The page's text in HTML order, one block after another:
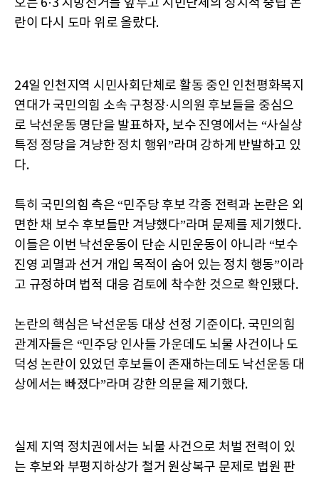
오는 6·3 지방선거를 앞두고 시민단체의 정치적 중립 논
란이 다시 도마 위로 올랐다.
24일 인천지역 시민사회단체로 활동 중인 인천평화복지
연대가 국민의힘 소속 구청장·시의원 후보들을 중심으
로 낙선운동 명단을 발표하자, 보수 진영에서는 “사실상
특정 정당을 겨냥한 정치 행위”라며 강하게 반발하고 있
다.
특히 국민의힘 측은 “민주당 후보 각종 전력과 논란은 외
면한 채 보수 후보들만 겨냥했다”라며 문제를 제기했다.
이들은 이번 낙선운동이 단순 시민운동이 아니라 “보수
진영 괴멸과 선거 개입 목적이 숨어 있는 정치 행동”이라
고 규정하며 법적 대응 검토에 착수한 것으로 확인됐다.
논란의 핵심은 낙선운동 대상 선정 기준이다. 국민의힘
관계자들은 “민주당 인사들 가운데도 뇌물 사건이나 도
덕성 논란이 있었던 후보들이 존재하는데도 낙선운동 대
상에서는 빠졌다”라며 강한 의문을 제기했다.
실제 지역 정치권에서는 뇌물 사건으로 처벌 전력이 있
는 후보와 부평지하상가 철거 원상복구 문제로 법원 판